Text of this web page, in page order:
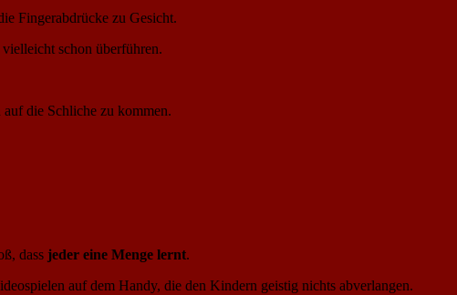
Fingerabdrücke zu Gesicht.
schon überführen.
die Schliche zu kommen.
dass jeder eine Menge lernt.
auf dem Handy, die den Kindern geistig nichts abverlangen.